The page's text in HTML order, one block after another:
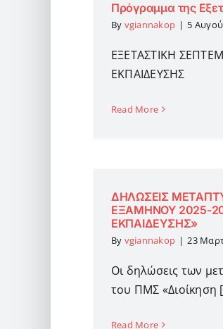
Πρόγραμμα της
By vgiannakop | 5
ΕΞΕΤΑΣΤΙΚΗ
ΕΚΠΑΙΔΕΥΣΗΣ
Read More
ΔΗΛΩΣΕΙΣ
ΕΞΑΜΗΝΟΥ 2025-
ΕΚΠΑΙΔΕΥΣΗΣ»
By vgiannakop | 23
Οι δηλώσεις των
του ΠΜΣ «Διοίκηση
Read More